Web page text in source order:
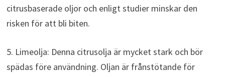
citrusbaserade oljor och enligt studier minskar den
risken för att bli biten.
5. Limeolja: Denna citrusolja är mycket stark och bör
spädas före användning. Oljan är frånstötande för